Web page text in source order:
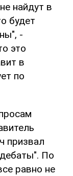
найдут в
будет
-
это
в
по
призвал
По
равно не